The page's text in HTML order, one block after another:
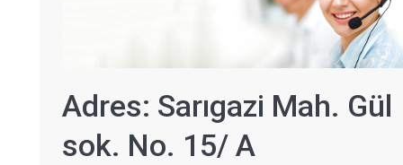
Adres: Sarıgazi Mah. Gül
sok. No. 15/ A